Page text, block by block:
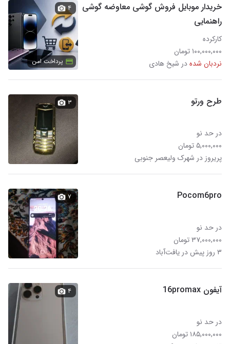
خریدار موبایل فروش گوشی معاوضه گوشی
راهنمایی
کارکرده
۱۰۰,۰۰۰,۰۰۰ تومان
نردبان شدهدر شیخ هادی
۴
پرداخت امن
طرح ورتو
در حد نو
۵,۰۰۰,۰۰۰ تومان
پریروز در شهرک ولیعصر جنوبی
۳
Pocom6pro
در حد نو
۳۷,۰۰۰,۰۰۰ تومان
۳ روز پیش در یافت‌آباد
۷
آیفون 16promax
در حد نو
۱۸۵,۰۰۰,۰۰۰ تومان
۴